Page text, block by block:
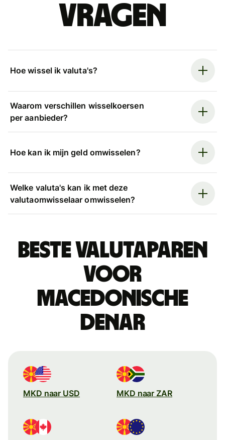
vragen
Hoe wissel ik valuta's?
Waarom verschillen wisselkoersen
per aanbieder?
Hoe kan ik mijn geld omwisselen?
Welke valuta's kan ik met deze
valutaomwisselaar omwisselen?
Beste valutaparen
voor
Macedonische
denar
MKD naar USD MKD naar ZAR